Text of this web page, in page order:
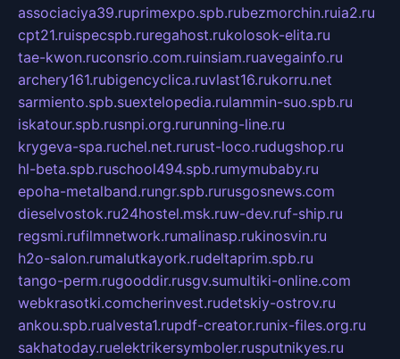
associaciya39.ruprimexpo.spb.rubezmorchin.ruia2.ru
cpt21.ruispecspb.ruregahost.rukolosok-elita.ru
tae-kwon.ruconsrio.com.ruinsiam.ruavegainfo.ru
archery161.rubigencyclica.ruvlast16.rukorru.net
sarmiento.spb.suextelopedia.rulammin-suo.spb.ru
iskatour.spb.rusnpi.org.rurunning-line.ru
krygeva-spa.ruchel.net.rurust-loco.rudugshop.ru
hl-beta.spb.ruschool494.spb.rumymubaby.ru
epoha-metalband.rungr.spb.rurusgosnews.com
dieselvostok.ru24hostel.msk.ruw-dev.ruf-ship.ru
regsmi.rufilmnetwork.rumalinasp.rukinosvin.ru
h2o-salon.rumalutkayork.rudeltaprim.spb.ru
tango-perm.rugooddir.rusgv.sumultiki-online.com
webkrasotki.comcherinvest.rudetskiy-ostrov.ru
ankou.spb.rualvesta1.rupdf-creator.runix-files.org.ru
sakhatoday.ruelektrikersymboler.rusputnikyes.ru